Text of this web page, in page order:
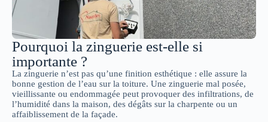
Pourquoi la zinguerie est-elle si
importante ?
La zinguerie n’est pas qu’une finition esthétique : elle assure la
bonne gestion de l’eau sur la toiture. Une zinguerie mal posée,
vieillissante ou endommagée peut provoquer des infiltrations, de
l’humidité dans la maison, des dégâts sur la charpente ou un
affaiblissement de la façade.